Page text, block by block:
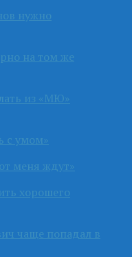
нужно
на том же
из «МЮ»
с умом»
меня ждут»
хорошего
чаще попадал в